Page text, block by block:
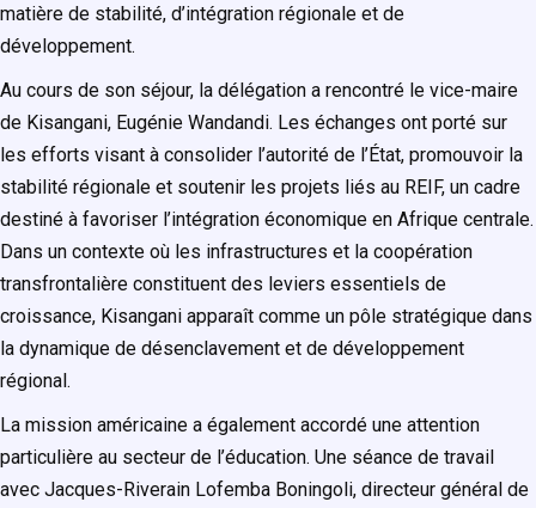
matière de stabilité, d’intégration régionale et de
développement.
Au cours de son séjour, la délégation a rencontré le vice-maire
de Kisangani, Eugénie Wandandi. Les échanges ont porté sur
les efforts visant à consolider l’autorité de l’État, promouvoir la
stabilité régionale et soutenir les projets liés au REIF, un cadre
destiné à favoriser l’intégration économique en Afrique centrale.
Dans un contexte où les infrastructures et la coopération
transfrontalière constituent des leviers essentiels de
croissance, Kisangani apparaît comme un pôle stratégique dans
la dynamique de désenclavement et de développement
régional.
La mission américaine a également accordé une attention
particulière au secteur de l’éducation. Une séance de travail
avec Jacques-Riverain Lofemba Boningoli, directeur général de